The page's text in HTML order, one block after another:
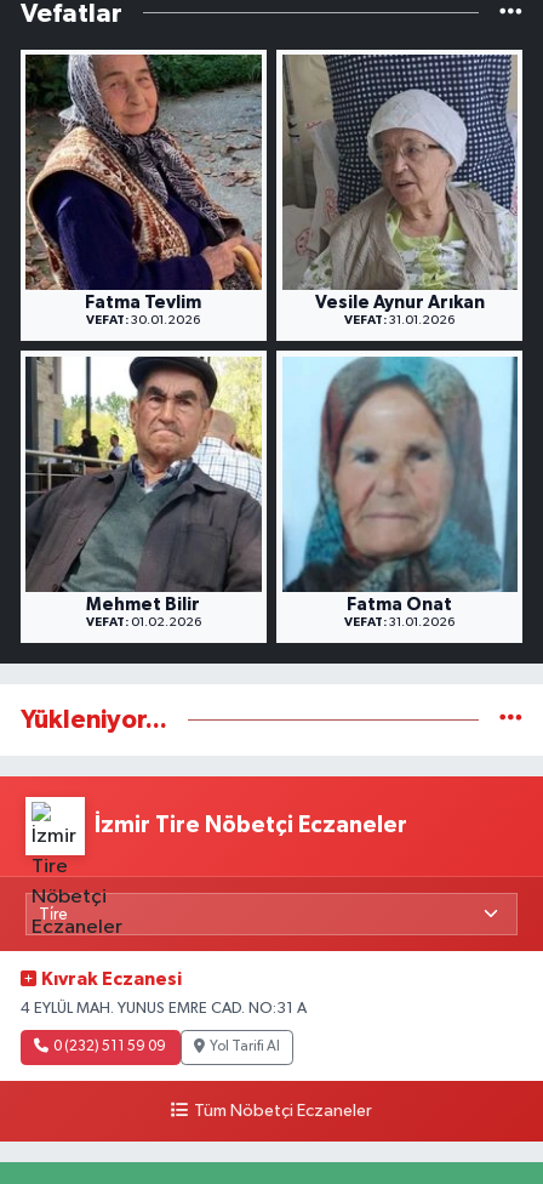
Vefatlar
Fatma Tevlim
VEFAT: 30.01.2026
Vesile Aynur Arıkan
VEFAT: 31.01.2026
Mehmet Bilir
VEFAT:01.02.2026
Fatma Onat
VEFAT: 31.01.2026
Yükleniyor...
İzmir Tire Nöbetçi Eczaneler
Kıvrak Eczanesi
4 EYLÜL MAH. YUNUS EMRE CAD. NO:31 A
0 (232) 511 59 09 Yol Tarifi Al
Tüm Nöbetçi Eczaneler